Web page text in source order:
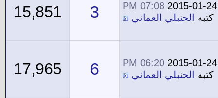
2015-01-24
07:08 PM
كتبه
الحنبلي العماني 3
15,851
2015-01-24
06:20 PM
كتبه
الحنبلي العماني 6
17,965